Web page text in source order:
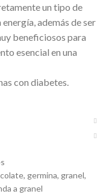
un tipo de
además de ser
beneficiosos para
esencial en una
con diabetes.
, germina, granel,
a granel